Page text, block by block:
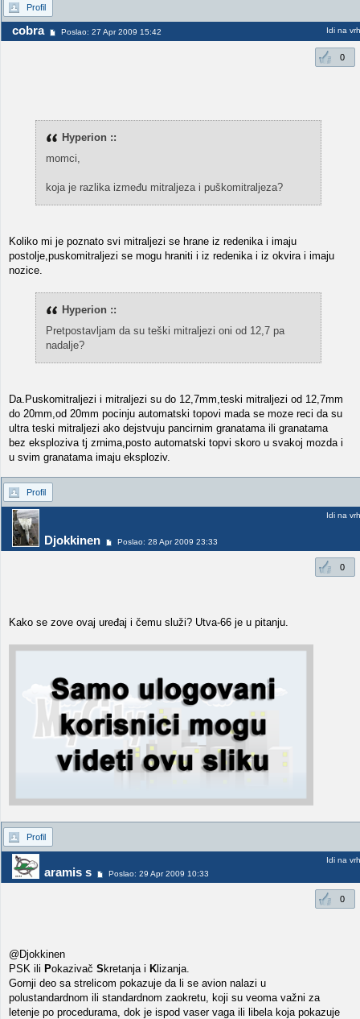
Profil
cobra Poslao: 27 Apr 2009 15:42 Idi na vrh
0
Hyperion ::
momci,
koja je razlika između mitraljeza i puškomitraljeza?
Koliko mi je poznato svi mitraljezi se hrane iz redenika i imaju
postolje,puskomitraljezi se mogu hraniti i iz redenika i iz okvira i imaju
nozice.
Hyperion ::
Pretpostavljam da su teški mitraljezi oni od 12,7 pa
nadalje?
Da.Puskomitraljezi i mitraljezi su do 12,7mm,teski mitraljezi od 12,7mm
do 20mm,od 20mm pocinju automatski topovi mada se moze reci da su
ultra teski mitraljezi ako dejstvuju pancirnim granatama ili granatama
bez eksploziva tj zrnima,posto automatski topvi skoro u svakoj mozda i
u svim granatama imaju eksploziv.
Profil
Djokkinen Poslao: 28 Apr 2009 23:33
Idi na vrh
0
Kako se zove ovaj uređaj i čemu služi? Utva-66 je u pitanju.
Profil
aramis s Poslao: 29 Apr 2009 10:33
Idi na vrh
0
@Djokkinen
PSK ili Pokazivač S kretanja i K lizanja.
Gornji deo sa strelicom pokazuje da li se avion nalazi u
polustandardnom ili standardnom zaokretu, koji su veoma važni za
letenje po procedurama, dok je ispod vaser vaga ili libela koja pokazuje